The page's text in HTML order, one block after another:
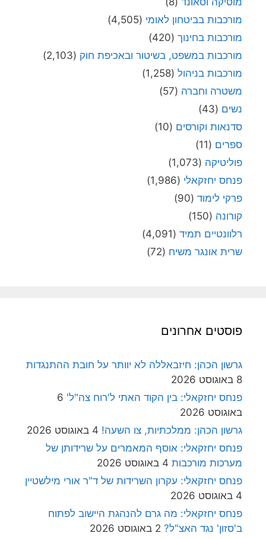
מורכבות בביטחון לאומי (4,505)
מורכבות בחינוך (420)
מורכבות במשפט, בשיטור ובאכיפת חוק (2,103)
מורכבות בניהול (1,258)
משטרה וחברה (57)
נשים (43)
סדנאות וקורסים (10)
ספרים (11)
פוליטיקה (1,073)
פנחס יחזקאלי (1,986)
פרקי לימוד (90)
קורונה (150)
רלוונטיים תמיד (4,091)
שרית אונגר משיח (72)
פוסטים אחרונים
גרשון הכהן: חיזבאללה לא יוותר על חובת ההתנגדות
8 באוגוסט 2026
פנחס יחזקאלי: בין הקוד האתי ל'רוח צה"ל' 6
באוגוסט 2026
גרשון הכהן: ממלכתיות, צו השעה! 4 באוגוסט 2026
פנחס יחזקאלי: אוסף המאמרים על שרידותן של
מערכות מורכבות 4 באוגוסט 2026
פנחס יחזקאלי: עקרון השרידות של ד"ר אורי מילשטיין
4 באוגוסט 2026
פנחס יחזקאלי: מה גרם להנהגת היישוב לפתוח
ב'סזון' נגד האצ"ל? 2 באוגוסט 2026